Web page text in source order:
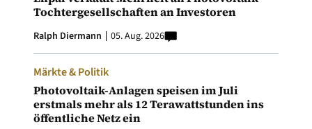
Tochtergesellschaften an Investoren
Ralph Diermann 05. Aug. 2026
Märkte & Politik
Photovoltaik-Anlagen speisen im Juli
erstmals mehr als 12 Terawattstunden ins
öffentliche Netz ein